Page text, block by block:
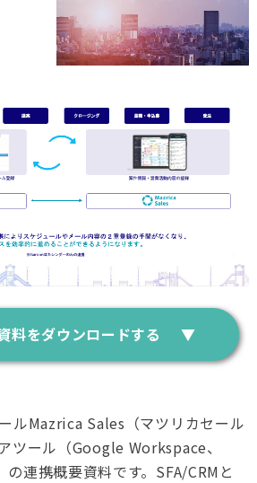
料をダウンロードする
ルMazrica Sales（マツリカセール
ツール（Google Workspace、
連携概要資料です。SFA/CRMと